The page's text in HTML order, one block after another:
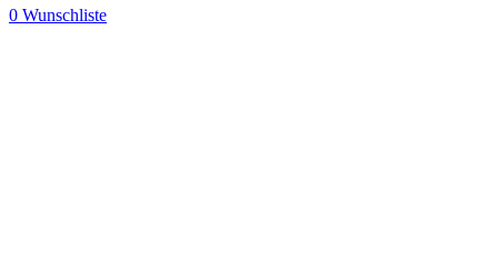
0 Wunschliste